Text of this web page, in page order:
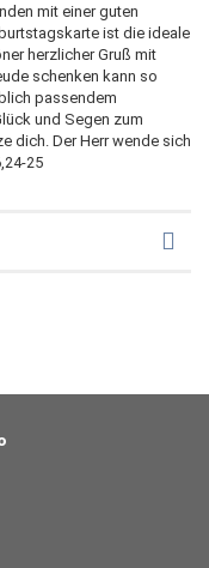
mit einer guten
ist die ideale
herzlicher Gruß mit
schenken kann so
passendem
und Segen zum
dich. Der Herr wende sich
25